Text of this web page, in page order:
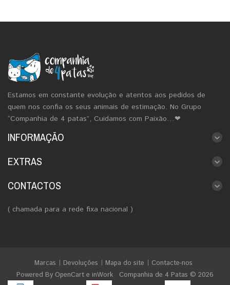
Estamos em constante evolução e atentos aos pedidos de
quem nos confia os seus animais de estimação. No Grupo
“Companhia de 4 patas”, Cuidamos com Paixão…❤
INFORMAÇÃO
EXTRAS
CONTACTOS
( chamada para a rede fixa nacional )
Marcas Devoluções Mapa do site
Contacte-nos
Powered By OpenCart e inWork Companhia de 4 Patas © 2026